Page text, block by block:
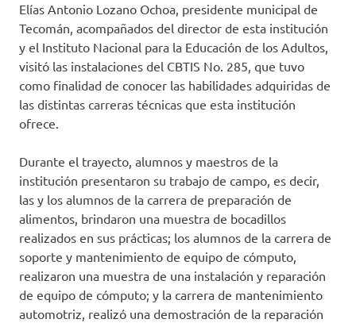
Elías Antonio Lozano Ochoa, presidente municipal de
Tecomán, acompañados del director de esta institución
y el Instituto Nacional para la Educación de los Adultos,
visitó las instalaciones del CBTIS No. 285, que tuvo
como finalidad de conocer las habilidades adquiridas de
las distintas carreras técnicas que esta institución
ofrece.
Durante el trayecto, alumnos y maestros de la
institución presentaron su trabajo de campo, es decir,
las y los alumnos de la carrera de preparación de
alimentos, brindaron una muestra de bocadillos
realizados en sus prácticas; los alumnos de la carrera de
soporte y mantenimiento de equipo de cómputo,
realizaron una muestra de una instalación y reparación
de equipo de cómputo; y la carrera de mantenimiento
automotriz, realizó una demostración de la reparación